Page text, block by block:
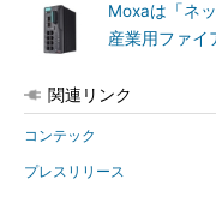
Moxaは「ネ
産業用ファイ
関連リンク
コンテック
プレスリリース